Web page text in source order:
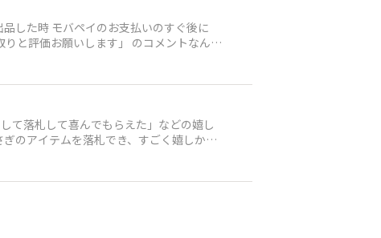
だと思わ
に確認できないので そのようなコメント
います、、」という旨のお返事を返し
頃になりますか？」とまた返信。 たま
もしれませんが。 お相手の方々
でしょうか？
て落札して喜んでもらえた」などの嬉し
きた」など、みなさまの思い出に残って